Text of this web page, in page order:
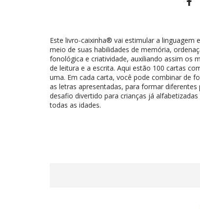
Este livro-caixinha® vai estimular a linguagem
meio de suas habilidades de memória,
fonológica e criatividade, auxiliando assim os
de leitura e a escrita. Aqui estão 100 cartas
uma. Em cada carta, você pode combinar de
as letras apresentadas, para formar diferentes
desafio divertido para crianças já
todas as idades.